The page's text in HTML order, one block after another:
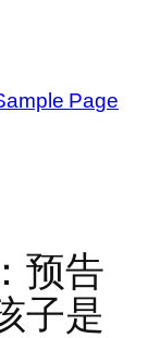
Page
预告
子是